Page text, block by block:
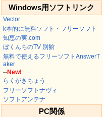
Windows用ソフトリンク
Vector
k本的に無料ソフト・フリーソフト
知恵の実.com
ぼくんちのTV 別館
無料で使えるフリーソフトAnswerT
aker
--New!
らくがきちょう
フリーソフトナヴィ
ソフトアンテナ
PC関係